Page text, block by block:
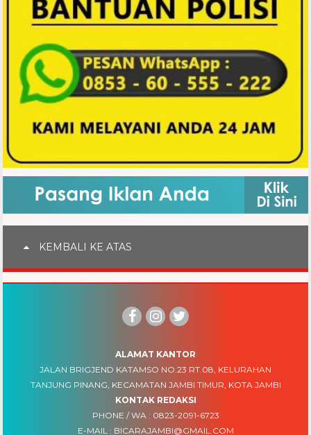
KEMBALI KE ATAS
ALAMAT KANTOR
JALAN BRIGJEND KATAMSO NO.23 RT.08, KELURAHAN
TANJUNG PINANG, KECAMATAN JAMBI TIMUR, KOTA JAMBI
KONTAK REDAKSI
PHONE / WA : 0823-2091-6723
E-MAIL : BICARAJAMBI@GMAIL.COM